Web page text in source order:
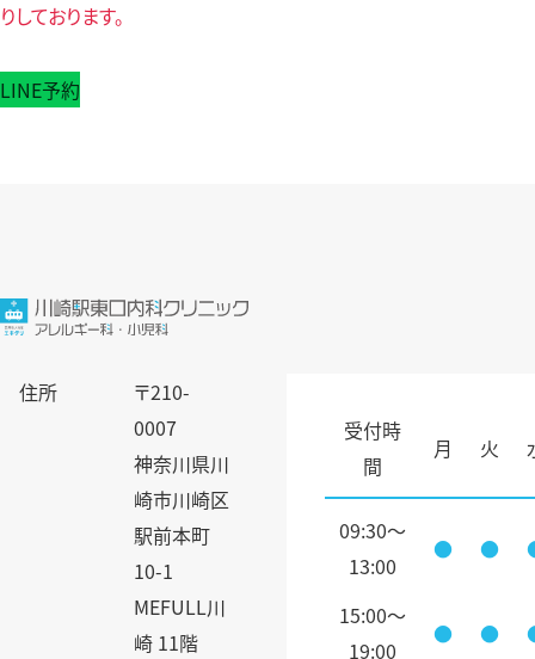
りしております。
LINE予約
住所
〒210-
0007
神奈川県川
崎市川崎区
駅前本町
10-1
MEFULL川
崎 11階
受付時
間
月 火
09:30～
13:00
● ●
15:00～
19:00
● ●